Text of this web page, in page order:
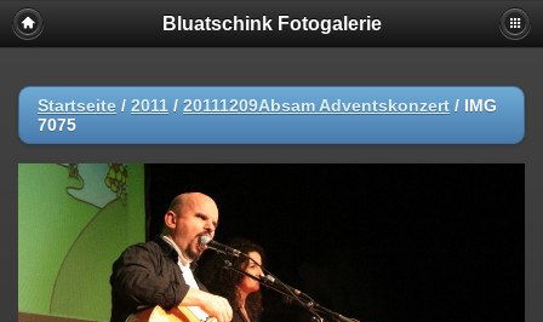
Bluatschink Fotogalerie
Startseite / 2011 / 20111209Absam Adventskonzert / IMG
7075